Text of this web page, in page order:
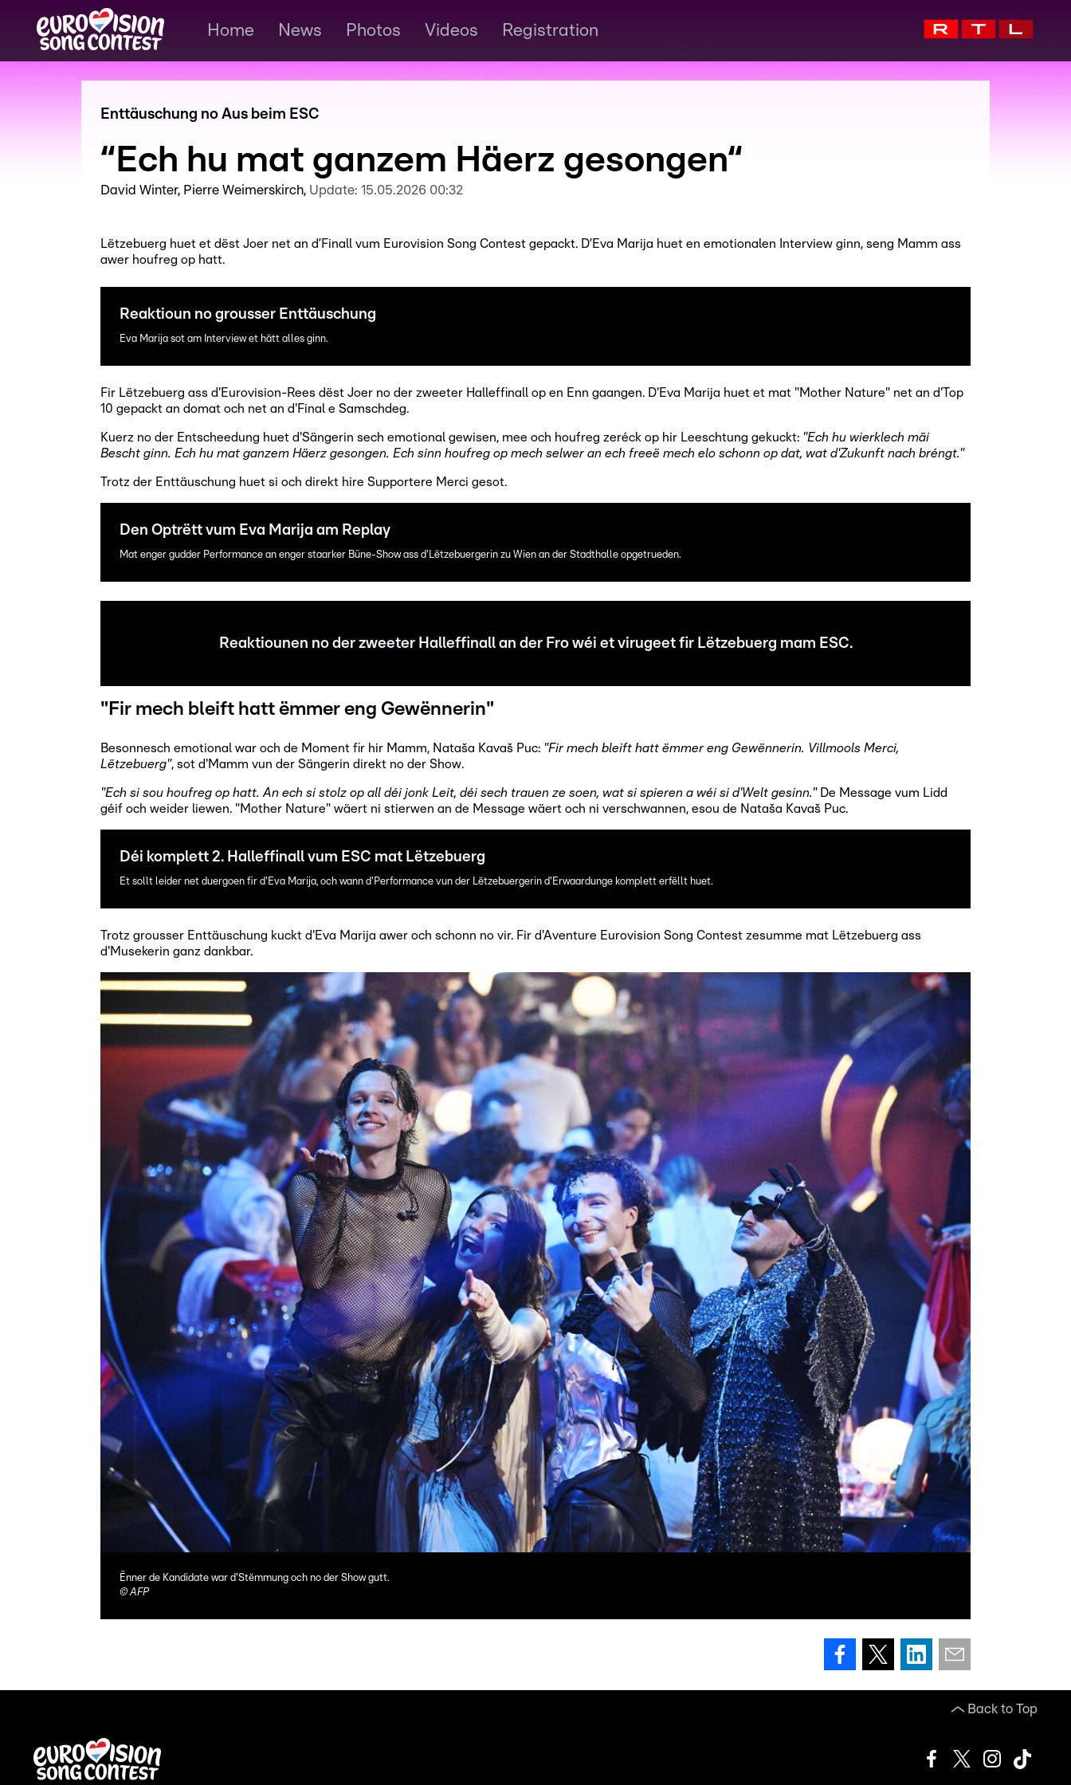
Home News Photos Videos Registration
Enttäuschung no Aus beim ESC
“Ech hu mat ganzem Häerz gesongen“
David Winter Pierre Weimerskirch Update: 15.05.2026 00:32
Lëtzebuerg huet et dëst Joer net an d’Finall vum Eurovision Song Contest gepackt. D’Eva Marija huet en emotionalen Interview ginn, seng Mamm ass
awer houfreg op hatt.
Reaktioun no grousser Enttäuschung
Eva Marija sot am Interview et hätt alles ginn.
Fir Lëtzebuerg ass d'Eurovision-Rees dëst Joer no der zweeter Halleffinall op en Enn gaangen. D'Eva Marija huet et mat "Mother Nature" net an d'Top
10 gepackt an domat och net an d'Final e Samschdeg.
Kuerz no der Entscheedung huet d'Sängerin sech emotional gewisen, mee och houfreg zeréck op hir Leeschtung gekuckt: "Ech hu wierklech mäi
Bescht ginn. Ech hu mat ganzem Häerz gesongen. Ech sinn houfreg op mech selwer an ech freeë mech elo schonn op dat, wat d'Zukunft nach bréngt."
Trotz der Enttäuschung huet si och direkt hire Supportere Merci gesot.
Den Optrëtt vum Eva Marija am Replay
Mat enger gudder Performance an enger staarker Büne-Show ass d'Lëtzebuergerin zu Wien an der Stadthalle opgetrueden.
Reaktiounen no der zweeter Halleffinall an der Fro wéi et virugeet fir Lëtzebuerg mam ESC.
"Fir mech bleift hatt ëmmer eng Gewënnerin"
Besonnesch emotional war och de Moment fir hir Mamm, Nataša Kavaš Puc: "Fir mech bleift hatt ëmmer eng Gewënnerin. Villmools Merci,
Lëtzebuerg", sot d'Mamm vun der Sängerin direkt no der Show.
"Ech si sou houfreg op hatt. An ech si stolz op all déi jonk Leit, déi sech trauen ze soen, wat si spieren a wéi si d'Welt gesinn."De Message vum Lidd
géif och weider liewen. "Mother Nature" wäert ni stierwen an de Message wäert och ni verschwannen, esou de Nataša Kavaš Puc.
Déi komplett 2. Halleffinall vum ESC mat Lëtzebuerg
Et sollt leider net duergoen fir d'Eva Marija, och wann d'Performance vun der Lëtzebuergerin d'Erwaardunge komplett erfëllt huet.
Trotz grousser Enttäuschung kuckt d'Eva Marija awer och schonn no vir. Fir d'Aventure Eurovision Song Contest zesumme mat Lëtzebuerg ass
d'Musekerin ganz dankbar.
Ënner de Kandidate war d'Stëmmung och no der Show gutt.
©AFP
Back to Top